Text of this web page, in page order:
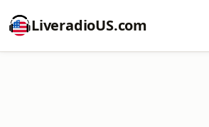
LiveradioUS.com